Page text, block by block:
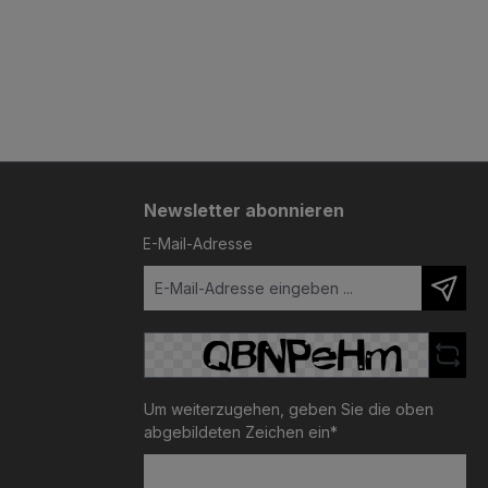
Newsletter abonnieren
E-Mail-Adresse
Um weiterzugehen, geben Sie die oben
abgebildeten Zeichen ein*